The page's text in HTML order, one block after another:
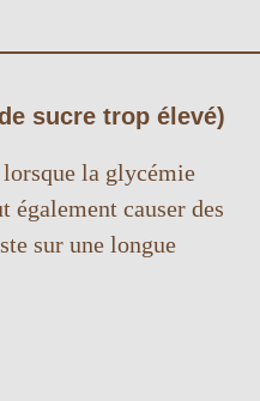
sucre trop élevé)
la glycémie
également causer des
sur une longue